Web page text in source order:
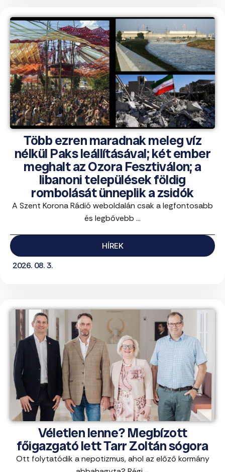
Több ezren maradnak meleg víz
nélkül Paks leállításával; két ember
meghalt az Ozora Fesztiválon; a
libanoni települések földig
rombolását ünneplik a zsidók
A Szent Korona Rádió weboldalán csak a legfontosabb
és legbővebb ...
HÍREK
2026. 08. 3.
Véletlen lenne? Megbízott
főigazgató lett Tarr Zoltán sógora
Ott folytatódik a nepotizmus, ahol az előző kormány